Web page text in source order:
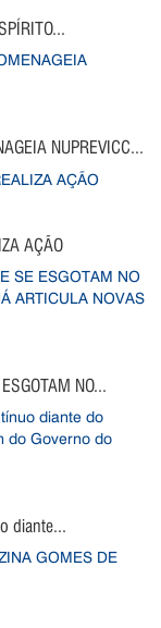
NUPREVICC...
AÇÃO
NO...
diante...